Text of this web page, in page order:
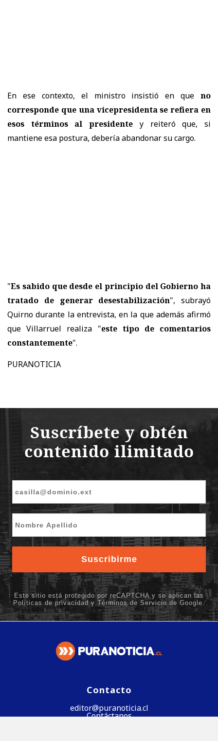
En ese contexto, el ministro insistió en que no
corresponde que una vicepresidenta se refiera en
esos términos al presidente y reiteró que, si
mantiene esa postura, debería abandonar su cargo.
"Es sabido que desde el principio del Gobierno ha
tratado de generar desestabilización", subrayó
Quirno durante la entrevista, en la que además afirmó
que Villarruel realiza "este tipo de comentarios
constantemente".
PURANOTICIA
Contacto
editor@puranoticia.cl
Contáctanos